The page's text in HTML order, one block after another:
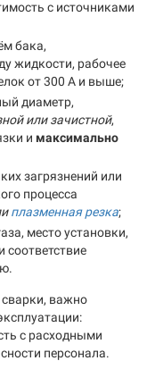
с источниками
бака,
жидкости, рабочее
от 300 А и выше;
диаметр,
или зачистной,
и максимально
загрязнений или
процесса
плазменная резка;
место установки,
соответствие
сварки, важно
с расходными
персонала.